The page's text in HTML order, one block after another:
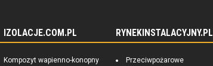
IZOLACJE.COM.PL
Kompozyt wapienno-konopny
RYNEKINSTALACYJNY.PL
Przeciwpożarowe